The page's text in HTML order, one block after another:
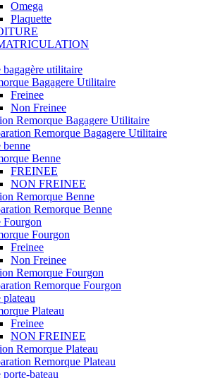
Omega
Plaquette
bagagère utilitaire
Bagagere Utilitaire
Freinee
Non Freinee
Remorque Bagagere Utilitaire
Remorque Bagagere Utilitaire
benne
Benne
FREINEE
NON FREINEE
Remorque Benne
Remorque Benne
Fourgon
Fourgon
Freinee
Non Freinee
Remorque Fourgon
Remorque Fourgon
plateau
Plateau
Freinee
NON FREINEE
Remorque Plateau
Remorque Plateau
bateau